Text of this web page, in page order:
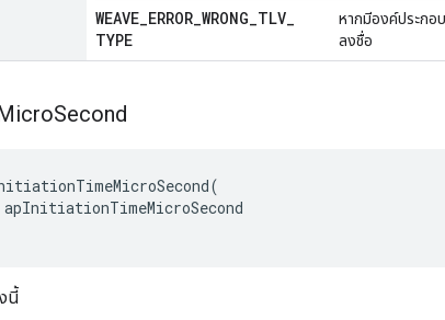
WEAVE_ERROR_WRONG_TLV_
TYPE
หากมีองค์ประกอ
ลงชื่อ
Second
(
apInitiationTimeMicroSecond
นี้